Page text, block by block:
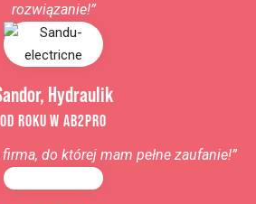
rozwiązanie!”
Hydraulik
OD ROKU W AB2PRO
do której mam pełne zaufanie!”